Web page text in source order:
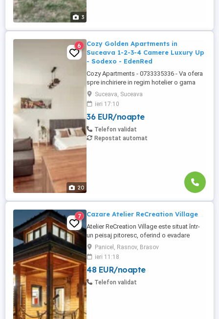
3
20
6
Cozy Golden Apartments in
Suceava 1-2-3-4 Camere Luxury Up
- Sodexo - EdenRed
Cozy Apartments - 0733335336 - Va ofera
spre inchiriere in regim hotelier o gama
variata de apartamente si garsoniere
situate in puncte cheie ale orasului
Suceava: Bulevardul George Enescu.
Kaufland George Enescu In centrul
Orasului pe Esplanada langa McDonald's.
Zamca Bulevardul 1 Mai Obcini Bulevardul
Suceava, Suceava
ieri 17:10
36 EUR/noapte
Telefon validat
Repostat automat
7 Cazare Atelier ReCreation Village
Atelier ReCreation Village este situat într-
un peisaj pitoresc, oferind o evadare
liniștită departe de agitația orașului. Aflat
pe drumul DN73, între Râșnov și Bran,
acest refugiu fermecător este baza ideală
pentru a explora atracțiile și frumusețea
naturală a zonei. Relaxare în aer liber În
Panicel, Rasnov, Brasov
ieri 11:18
48 EUR/noapte
Telefon validat